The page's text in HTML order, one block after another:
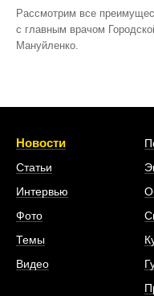
Рассмотрим все
с главным врачом
Мануйленко.
Новости
Статьи
Интервью
Фото
Темы
Видео